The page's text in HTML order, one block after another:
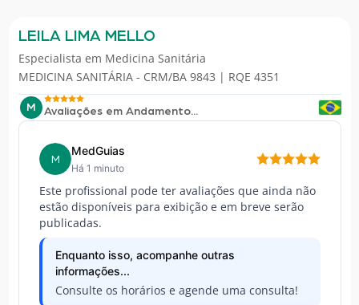
LEILA LIMA MELLO
Especialista em Medicina Sanitária
MEDICINA SANITÁRIA - CRM/BA 9843 | RQE 4351
M Avaliações em Andamento...
M
MedGuias
Há 1 minuto
Este profissional pode ter avaliações que ainda não
estão disponíveis para exibição e em breve serão
publicadas.
Enquanto isso, acompanhe outras
informações...
Consulte os horários e agende uma consulta!